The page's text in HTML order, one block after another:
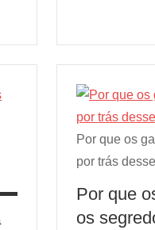
Por que os
por trás
Por que
os